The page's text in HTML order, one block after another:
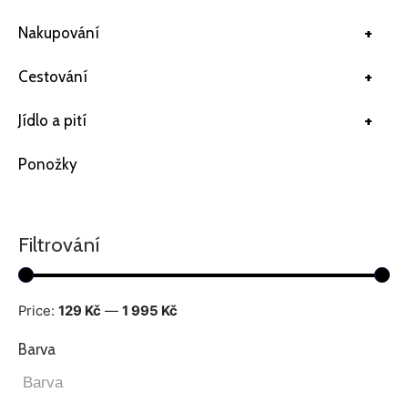
+
Nakupování
+
Cestování
+
Jídlo a pití
Ponožky
Filtrování
Price: 129 Kč — 1 995 Kč
Barva